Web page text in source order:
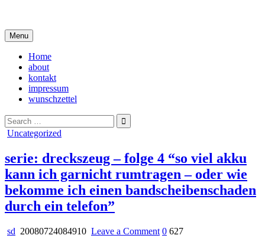
content
Menu
Home
about
kontakt
impressum
wunschzettel
Search
for:
Posted
Uncategorized
serie: dreckszeug – folge 4 “so viel akku
kann ich garnicht rumtragen – oder wie
bekomme ich einen bandscheibenschaden
durch ein telefon”
sd 20080724084910 Leave a Commenton
0 627